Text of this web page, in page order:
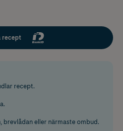
recept
recept.
brevlådan eller närmaste ombud.